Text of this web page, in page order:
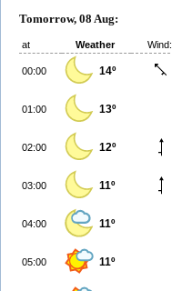
Tomorrow, 08 Aug:
at Weather Wind:
00:00 14º
01:00 13º
02:00 12º
03:00 11º
04:00 11º
05:00 11º